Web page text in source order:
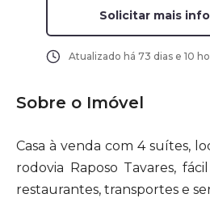
Solicitar mais
Atualizado há 73 dias e 10
Sobre o Imóvel
Casa à venda com 4 suítes,
rodovia Raposo Tavares,
restaurantes, transportes e